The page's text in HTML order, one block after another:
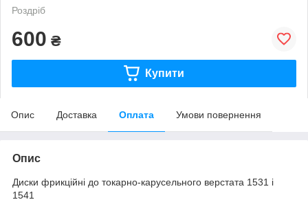
Роздріб
600 ₴
Купити
Опис Доставка Оплата Умови повернення
Опис
Диски фрикційні до токарно-карусельного верстата 1531 і
1541